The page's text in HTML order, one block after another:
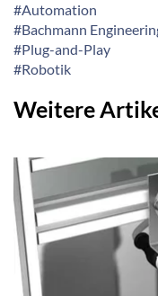
#Automation
#Bachmann
#Plug-and-Play
#Robotik
Weitere